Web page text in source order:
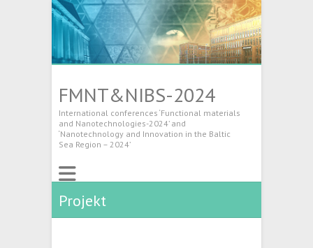
FMNT&NIBS-2024
International conferences ‘Functional materials
and Nanotechnologies-2024’ and
‘Nanotechnology and Innovation in the Baltic
Sea Region – 2024’
Projekt